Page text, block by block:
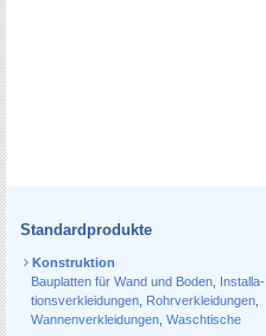
Standardprodukte
Konstruktion
Bauplatten für Wand und Boden Installa­
tions­verkleidungen Rohr­verkleidungen
Wannen­verkleidungen Waschtische